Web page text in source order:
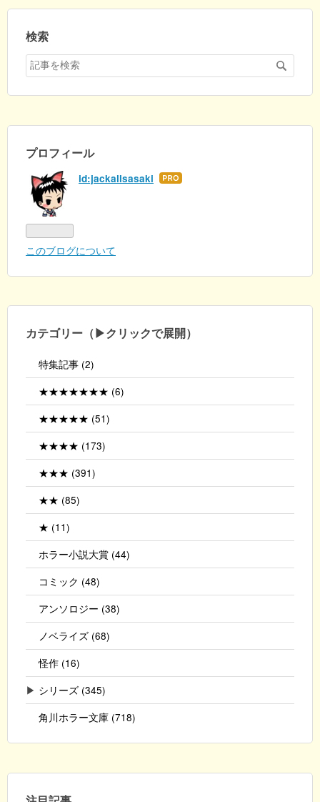
検索
プロフィール
id:jackallsasaki はて
このブログについて
カテゴリー（▶クリックで展開）
特集記事 (2)
★★★★★★★ (6)
★★★★★ (51)
★★★★ (173)
★★★ (391)
★★ (85)
★ (11)
ホラー小説大賞 (44)
コミック (48)
アンソロジー (38)
ノベライズ (68)
怪作 (16)
▶ シリーズ (345)
角川ホラー文庫 (718)